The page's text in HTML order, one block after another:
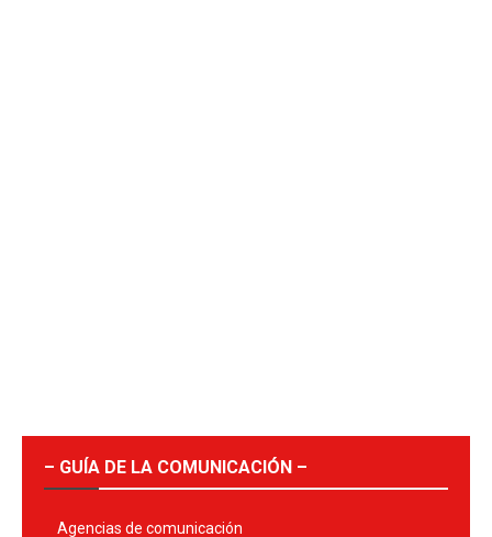
– GUÍA DE LA COMUNICACIÓN –
Agencias de comunicación